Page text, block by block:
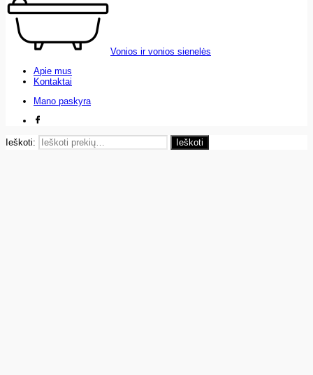
Vonios ir vonios sienelės
Apie mus
Kontaktai
Mano paskyra
Ieškoti: Ieškoti